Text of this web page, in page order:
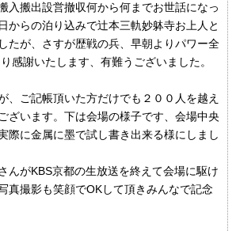
入搬出設営撤収何から何までお世話になっ
からの泊り込みで辻本三軌妙躰寺お上人と
たが、さすが歴戦の兵、早朝よりパワー全
感謝いたします、有難うございました。
、ご記帳頂いた方だけでも２００人を越え
ざいます。下は会場の様子です、会場中央
際に金属に墨で試し書き出来る様にしまし
んがKBS京都の生放送を終えて会場に駆け
真撮影も笑顔でOKして頂きみんなで記念